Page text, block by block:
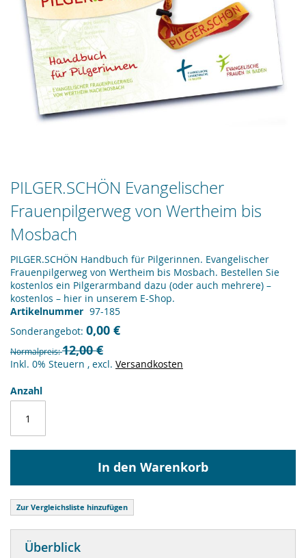
PILGER.SCHÖN Evangelischer
Frauenpilgerweg von Wertheim bis
Mosbach
PILGER.SCHÖN Handbuch für Pilgerinnen. Evangelischer
Frauenpilgerweg von Wertheim bis Mosbach. Bestellen Sie
kostenlos ein Pilgerarmband dazu (oder auch mehrere) –
kostenlos – hier in unserem E-Shop.
Artikelnummer 97-185
Sonderangebot 0,00 €
Normalpreis 12,00 €
Inkl. 0% Steuern , excl. Versandkosten
Anzahl
In den Warenkorb
Zur Vergleichsliste hinzufügen
Zum
Anfang
der
Bildergalerie
springen
Überblick